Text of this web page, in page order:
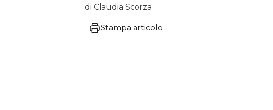
di Claudia Scorza
Stampa articolo